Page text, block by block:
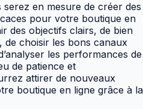
en mesure de créer des
pour votre boutique en
des objectifs clairs, de bien
choisir les bons canaux
les performances de
de patience et
attirer de nouveaux
boutique en ligne grâce à la